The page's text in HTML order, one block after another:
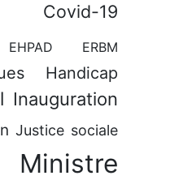
Covid-19
EHPAD ERBM
Handicap
Inauguration
Justice sociale
Ministre